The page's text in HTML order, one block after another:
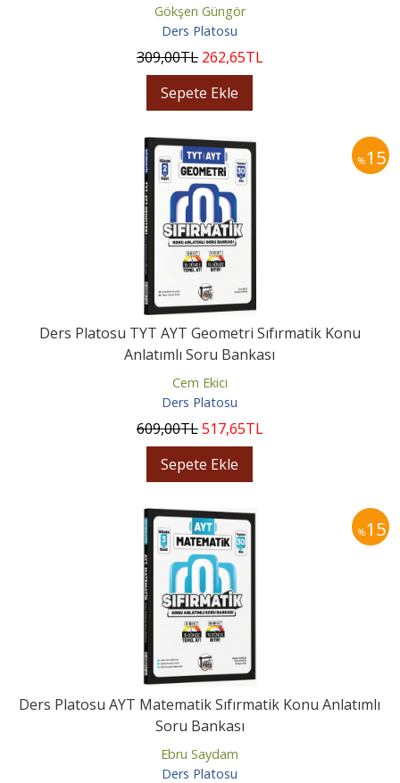
Gökşen Güngör
Ders Platosu
309,00TL 262,65TL
Sepete Ekle
%15
Ders Platosu TYT AYT Geometri Sıfırmatik Konu
Anlatımlı Soru Bankası
Cem Ekici
Ders Platosu
609,00TL517,65TL
Sepete Ekle
%15
Ders Platosu AYT Matematik Sıfırmatik Konu Anlatımlı
Soru Bankası
Ebru Saydam
Ders Platosu